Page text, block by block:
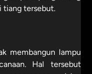
tiang tersebut.
membangun lampu
Hal tersebut